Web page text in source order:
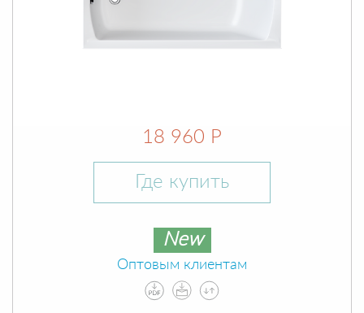
18 960 Р
Где купить
New
Оптовым клиентам